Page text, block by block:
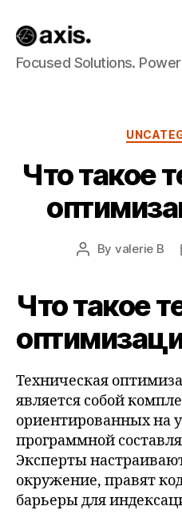
Axis
Builds
Focused Solutions.
Что такое
Post
By valerie B
Что такое
Техническая
является собой
ориентированных на
программной
Эксперты
окружение, правят
барьеры для